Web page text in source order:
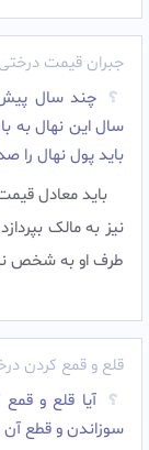
جبران قیمت
سال اين نهال به
بايد پول نهال را
باید معادل
نیز به مالک
طرف او به شخص
قلع و قمع کردن
آیا قلع و
سوزاندن و قطع